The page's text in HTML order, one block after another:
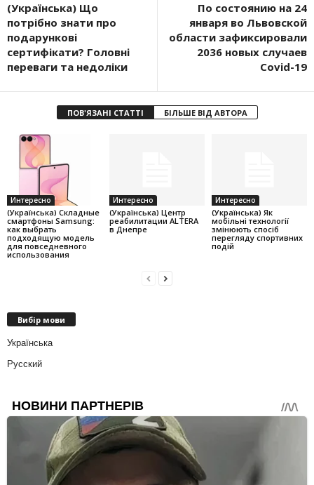
(Українська) Що
потрібно знати про
подарункові
сертифікати? Головні
переваги та недоліки
По состоянию на 24
января во Львовской
области зафиксировали
2036 новых случаев
Covid-19
ПОВ'ЯЗАНІ СТАТТІ БІЛЬШЕ ВІД АВТОРА
Интересно
(Українська) Складные
смартфоны Samsung:
как выбрать
подходящую модель
для повседневного
использования
Интересно
(Українська) Центр
реабилитации ALTERA
в Днепре
Интересно
(Українська) Як
мобільні технології
змінюють спосіб
перегляду спортивних
подій
Вибір мови
Українська
Русский